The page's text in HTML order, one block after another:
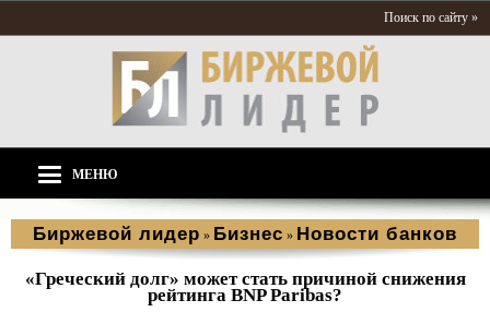
Поиск по сайту »
МЕНЮ
Биржевой лидер » Бизнес » Новости банков
«Греческий долг» может стать причиной снижения
рейтинга BNP Paribas?